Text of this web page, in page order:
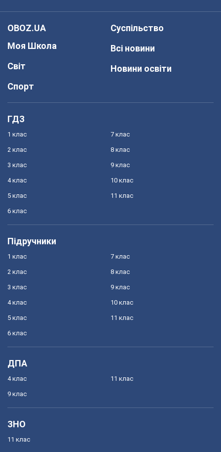
OBOZ.UA
Моя Школа
Світ
Спорт
Суспільство
Всі новини
Новини освіти
ГДЗ
1 клас
2 клас
3 клас
4 клас
5 клас
6 клас
7 клас
8 клас
9 клас
10 клас
11 клас
Підручники
1 клас
2 клас
3 клас
4 клас
5 клас
6 клас
7 клас
8 клас
9 клас
10 клас
11 клас
ДПА
4 клас
9 клас
11 клас
ЗНО
11 клас